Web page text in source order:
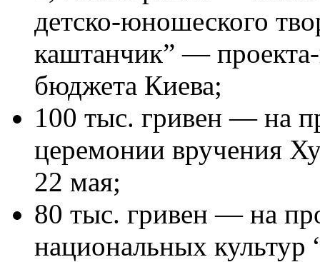
детско-юношеского
каштанчик” —
бюджета Киева;
100 тыс. гривен — на
церемонии вручения
22 мая;
80 тыс. гривен — на
национальных культур